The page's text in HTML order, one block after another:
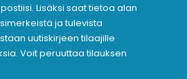
Lisäksi saat tietoa alan
ja tulevista
uutiskirjeen tilaajille
Voit peruuttaa tilauksen